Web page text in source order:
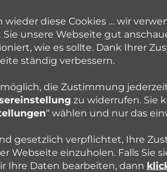
wieder diese Cookies … wir
unsere Webseite gut
wie es sollte. Dank Ihrer
ständig verbessern.
möglich, die Zustimmung
zu widerrufen. Sie
“ wählen und nur das
gesetzlich verpflichtet, Ihre
Webseite einzuholen. Falls Sie
Ihre Daten bearbeiten, dann
sinddoppelseitig . Sie haben
, welcheden Babypopo
was für Ihr Kind angenehmer
empfehlen wir die Stay-Dry
ist unseresaugfähigste
unsere Bamboolik DUO
sind. Sollten Sie einen
zu diesen Stoffwindel